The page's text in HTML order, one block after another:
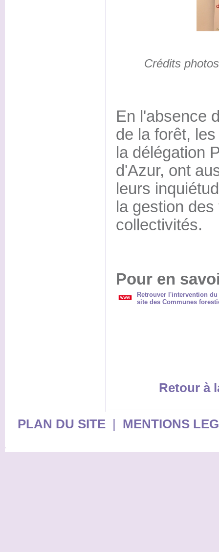
Crédits
En l'absence
de la forêt,
la délégation
d'Azur, ont
leurs
la gestion
collectivités.
Pour en
Retrouver l'intervention
site des Communes
Retour à
PLAN DU SITE| MENTIONS